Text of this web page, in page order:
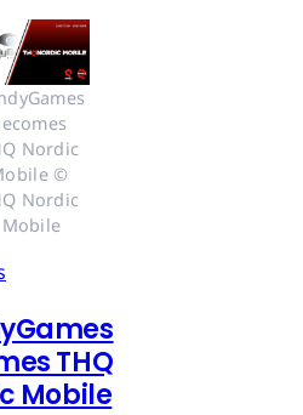
Nordic
©
Nordic
Mobile
THQ
Mobile